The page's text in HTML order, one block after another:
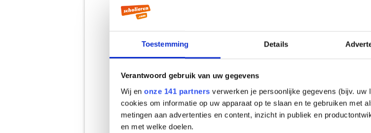
Toestemming Details
Verantwoord gebruik van uw gegevens
Wij en onze 141 partners verwerken je persoonlijke gegevens (bijv.
cookies om informatie op uw apparaat op te slaan en te gebruiken met
metingen aan advertenties en content, inzicht in publiek en
en met welke doelen.
Maar aan het einde van de rit blijft er toch maar 1 gezegde
waren de beste weken van m’n leven,en ooit,ooit komen er